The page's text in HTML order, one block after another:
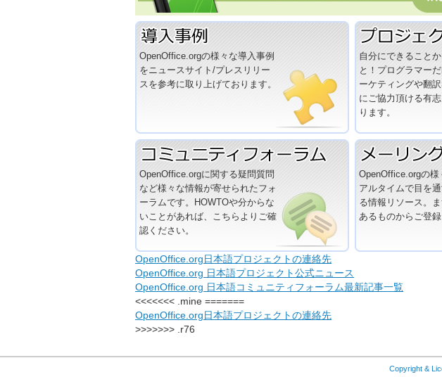
OpenOffice.orgの様々な導入事例
をニュースサイト/プレスリリー
スを参考に取り上げております。
自分にできること
と！プログラマー
ーケティングや翻
にご協力頂ける有
ります。
OpenOffice.orgに関する疑問質問
など様々な情報が寄せられたフォ
ーラムです。HOWTOや分からな
いことがあれば、こちらよりご確
認ください。
OpenOffice.orgの様
アルタイムで目を
る情報リソース。
あるものからご登録
OpenOffice.org日本語プロジェクトの連絡先
OpenOffice.org 日本語プロジェクト公式ニュース
OpenOffice.org 日本語コミュニティフォーラム最新記事一覧
<<<<<<< .mine =======
OpenOffice.org日本語プロジェクトの連絡先
>>>>>>> .r76
Copyright &